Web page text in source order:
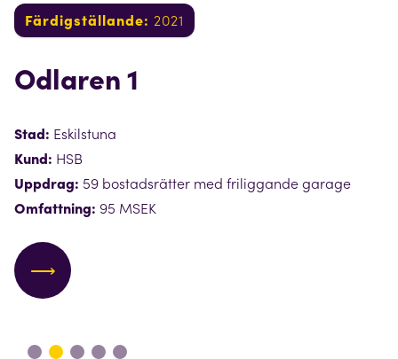
Färdigställande: 2021
Odlaren 1
Stad: Eskilstuna
Kund: HSB
Uppdrag: 59 bostadsrätter med friliggande garage
Omfattning: 95 MSEK
⟶